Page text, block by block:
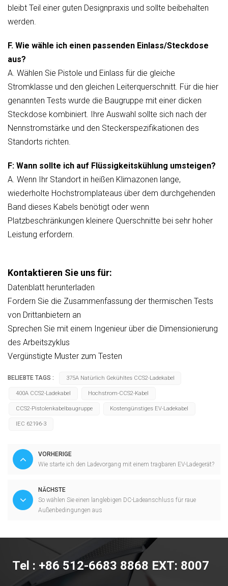
bleibt Teil einer guten Designpraxis und sollte beibehalten
werden.
F. Wie wähle ich einen passenden Einlass/Steckdose
aus?
A. Wählen Sie Pistole und Einlass für die gleiche
Stromklasse und den gleichen Leiterquerschnitt. Für die hier
genannten Tests wurde die Baugruppe mit einer dicken
Steckdose kombiniert. Ihre Auswahl sollte sich nach der
Nennstromstärke und den Steckerspezifikationen des
Standorts richten.
F: Wann sollte ich auf Flüssigkeitskühlung umsteigen?
A. Wenn Ihr Standort in heißen Klimazonen lange,
wiederholte Hochstromplateaus über dem durchgehenden
Band dieses Kabels benötigt oder wenn
Platzbeschränkungen kleinere Querschnitte bei sehr hoher
Leistung erfordern.
Kontaktieren Sie uns für:
Datenblatt herunterladen
Fordern Sie die Zusammenfassung der thermischen Tests
von Drittanbietern an
Sprechen Sie mit einem Ingenieur über die Dimensionierung
des Arbeitszyklus
Vergünstigte Muster zum Testen
BELIEBTE TAGS : 375A Natürlich Gekühltes CCS2-Ladekabel
400A CCS2-Ladekabel Hochstrom-CCS2-Kabel
CCS2-Pistolenkabelbaugruppe Kostengünstiges EV-Ladekabel
IEC 62196-3
VORHERIGE
Wie starte ich den Ladevorgang mit einem tragbaren EV-Ladegerät?
NÄCHSTE
So wählen Sie einen langlebigen DC-Ladeanschluss für raue
Außenbedingungen aus
Tel : +86 512-6683 8868 EXT: 8007